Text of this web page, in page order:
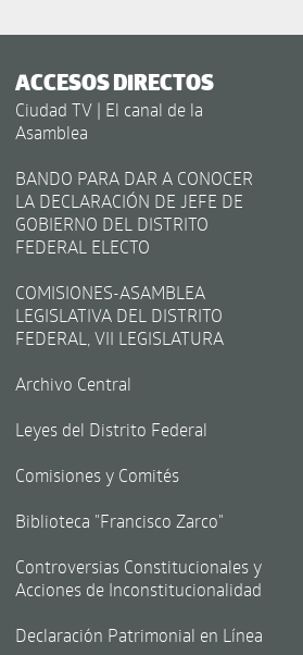
ACCESOS DIRECTOS
Ciudad TV | El canal de la
Asamblea
BANDO PARA DAR A CONOCER
LA DECLARACIÓN DE JEFE DE
GOBIERNO DEL DISTRITO
FEDERAL ELECTO
COMISIONES-ASAMBLEA
LEGISLATIVA DEL DISTRITO
FEDERAL, VII LEGISLATURA
Archivo Central
Leyes del Distrito Federal
Comisiones y Comités
Biblioteca "Francisco Zarco"
Controversias Constitucionales y
Acciones de Inconstitucionalidad
Declaración Patrimonial en Línea